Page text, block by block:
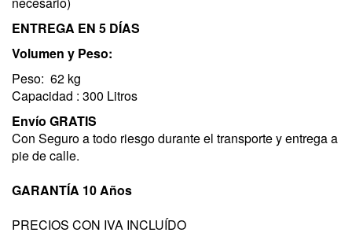
ENTREGA EN 5 DÍAS
Volumen y Peso:
Peso: 62 kg
Capacidad : 300 Litros
Envío GRATIS
Con Seguro a todo riesgo durante el transporte y entrega a
pie de calle.
GARANTÍA 10 Años
PRECIOS CON IVA INCLUÍDO